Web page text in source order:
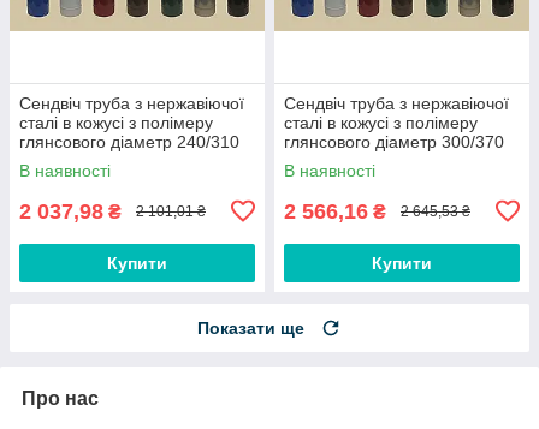
Сендвіч труба з нержавіючої
сталі в кожусі з полімеру
глянсового діаметр 240/310
0,8/0,6 мм AISI 321
В наявності
2 037,98 ₴ 2 101,01 ₴
Купити
Сендвіч труба з нержавіючої
сталі в кожусі з полімеру
глянсового діаметр 300/370
0,8/0,6 мм AISI 321
В наявності
2 566,16 ₴ 2 645,53 ₴
Купити
Показати ще
Про нас